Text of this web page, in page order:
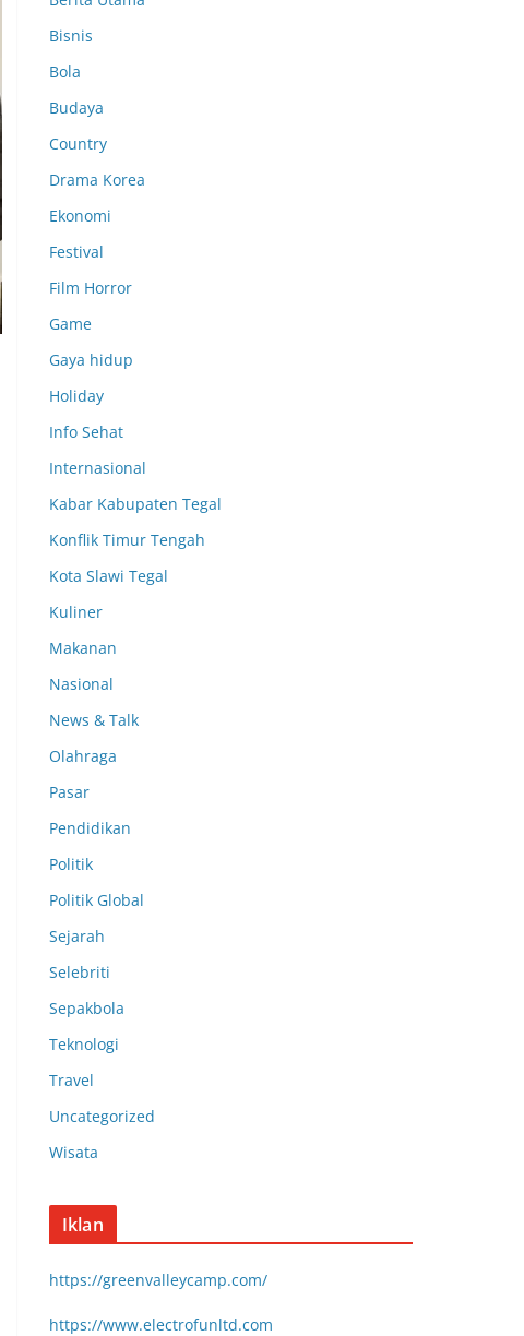
Bisnis
Bola
Budaya
Country
Drama Korea
Ekonomi
Festival
Film Horror
Game
Gaya hidup
Holiday
Info Sehat
Internasional
Kabar Kabupaten Tegal
Konflik Timur Tengah
Kota Slawi Tegal
Kuliner
Makanan
Nasional
News & Talk
Olahraga
Pasar
Pendidikan
Politik
Politik Global
Sejarah
Selebriti
Sepakbola
Teknologi
Travel
Uncategorized
Wisata
Iklan
https://greenvalleycamp.com/
https://www.electrofunltd.com